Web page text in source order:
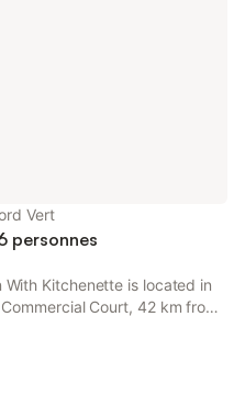
Vert
personnes
With Kitchenette is located in
Court, 42 km from
from Brive Town Hall.